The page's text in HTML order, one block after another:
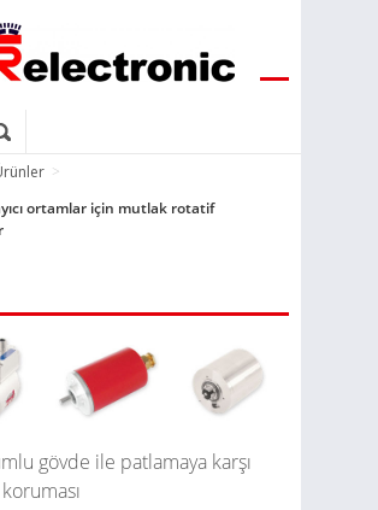
>
ortamlar için mutlak rotatif
gövde ile patlamaya karşı